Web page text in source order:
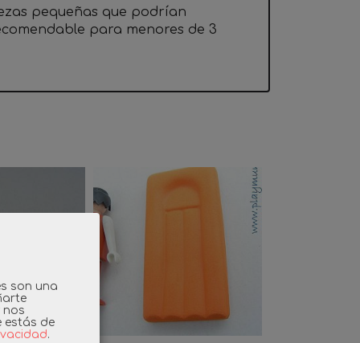
pequeñas que podrían
para menores de 3
son una
nos
estás de
.